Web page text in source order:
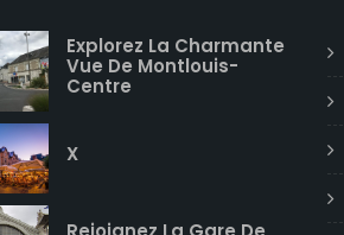
Explorez La Charmante
Vue De Montlouis-
Centre
X